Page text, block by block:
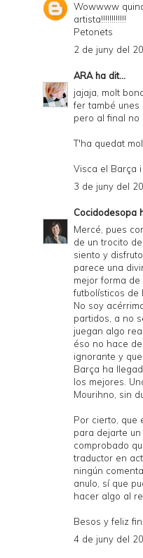
Wowwww
artista!!!!!!!!!!!!
Petonets
2 de juny del
ARAha dit...
jajaja, molt
fer també unes
pero al final no
T'ha quedat
Visca el Barça
3 de juny del
Cocidodesopa
Mercé, pues
de un trocito
siento y
parece una
mejor forma
futbolísticos de
No soy
partidos, a no
juegan algo
éso no hace
ignorante y
Barça ha
los mejores.
Mourihno, sin
Por cierto, que
para dejarte
comprobado
traductor en
ningún
anulo, sí que
hacer algo al
Besos y feliz
4 de juny del